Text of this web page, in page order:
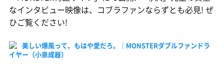
なインタビュー映像は、コブラファンならずとも必見! ぜ
ひご覧ください!
美しい爆風って、もはや愛だろ。｜MONSTERダブルファンドラ
イヤー（小泉成器）